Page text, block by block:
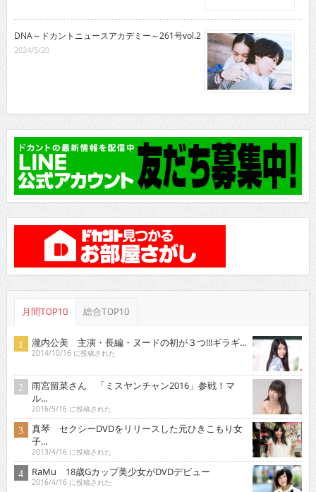
DNA～ドカントニュースアカデミー～261号vol.2
2024/5/20
月間TOP10 総合TOP10
瀧内公美 主演・長編・ヌードの初が３つ!!!ギラギ...
2014/10/16 に投稿された
雨宮留菜さん 「ミスヤンチャン2016」参戦！マ
ル...
2016/5/16 に投稿された
真琴 セクシーDVDをリリースした元ひきこもり女
子...
2013/4/16 に投稿された
RaMu 18歳Gカップ美少女がDVDデビュー
2016/4/16 に投稿された